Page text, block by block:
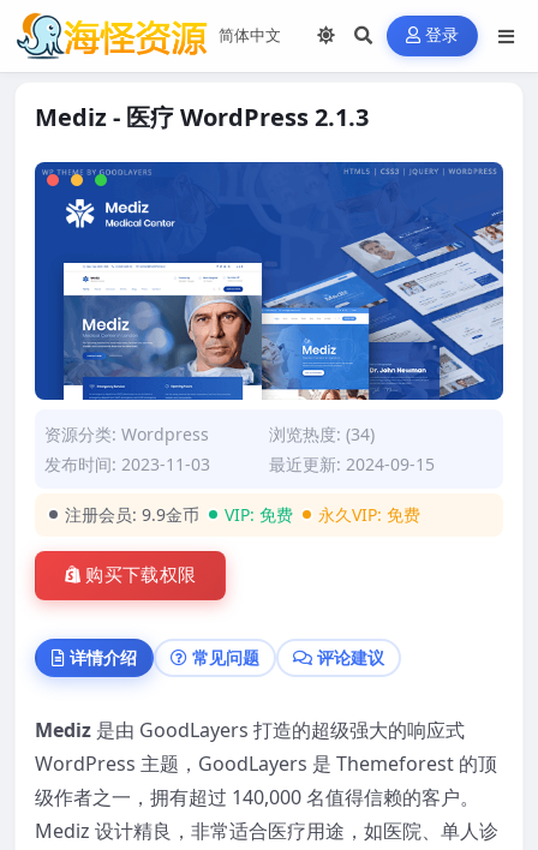
登录
Mediz - 医疗 WordPress 2.1.3
资源分类: Wordpress
浏览热度: (34)
发布时间: 2023-11-03
最近更新: 2024-09-15
注册会员: 9.9金币 VIP: 免费 永久VIP: 免费
购买下载权限
详情介绍 常见问题 评论建议
Mediz 是由 GoodLayers 打造的超级强大的响应式
WordPress 主题，GoodLayers 是 Themeforest 的顶
级作者之一，拥有超过 140,000 名值得信赖的客户。
Mediz 设计精良，非常适合医疗用途，如医院、单人诊